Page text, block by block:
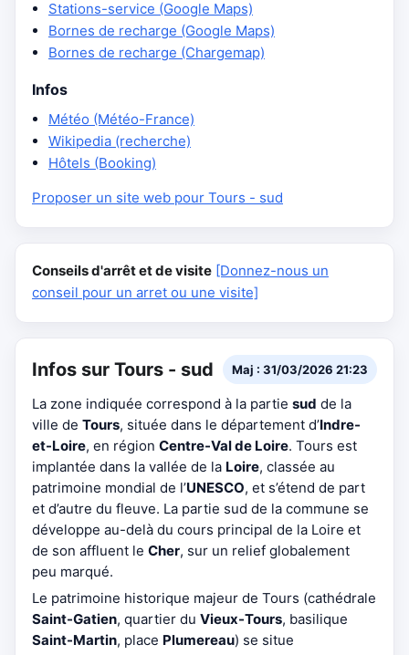
Stations-service (Google Maps)
Bornes de recharge (Google Maps)
Bornes de recharge (Chargemap)
Infos
Météo (Météo-France)
Wikipedia (recherche)
Hôtels (Booking)
Proposer un site web pour Tours - sud
Conseils d'arrêt et de visite [Donnez-nous un
conseil pour un arret ou une visite]
Infos sur Tours - sud Maj : 31/03/2026 21:23
La zone indiquée correspond à la partie sud de la
ville de Tours, située dans le département d’Indre-
et-Loire, en région Centre-Val de Loire. Tours est
implantée dans la vallée de la Loire, classée au
patrimoine mondial de l’UNESCO, et s’étend de part
et d’autre du fleuve. La partie sud de la commune se
développe au-delà du cours principal de la Loire et
de son affluent le Cher, sur un relief globalement
peu marqué.
Le patrimoine historique majeur de Tours (cathédrale
Saint-Gatien, quartier du Vieux-Tours, basilique
Saint-Martin, place Plumereau) se situe